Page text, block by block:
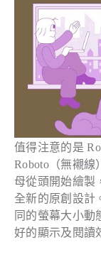
值得注意的是
Roboto（無襯線
母從頭開始繪製
全新的原創設計
同的螢幕大小動
好的顯示及閱讀